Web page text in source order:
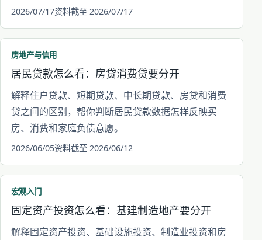
2026/07/17资料截至 2026/07/17
房地产与信用
居民贷款怎么看：房贷消费贷要分开
解释住户贷款、短期贷款、中长期贷款、房贷和消费
贷之间的区别，帮你判断居民贷款数据怎样反映买
房、消费和家庭负债意愿。
2026/06/05资料截至 2026/06/12
宏观入门
固定资产投资怎么看：基建制造地产要分开
解释固定资产投资、基础设施投资、制造业投资和房